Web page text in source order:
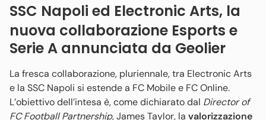
SSC Napoli ed Electronic Arts, la
nuova collaborazione Esports e
Serie A annunciata da Geolier
La fresca collaborazione, pluriennale, tra Electronic Arts
e la SSC Napoli si estende a FC Mobile e FC Online.
L’obiettivo dell’intesa è, come dichiarato dal Director of
FC Football Partnership, James Taylor, la valorizzazione